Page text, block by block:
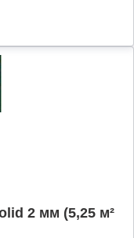
2 мм (5,25 м²